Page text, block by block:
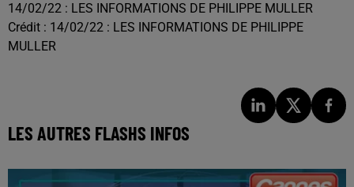
14/02/22 : LES INFORMATIONS DE PHILIPPE MULLER
Crédit : 14/02/22 : LES INFORMATIONS DE PHILIPPE
MULLER
LES AUTRES FLASHS INFOS